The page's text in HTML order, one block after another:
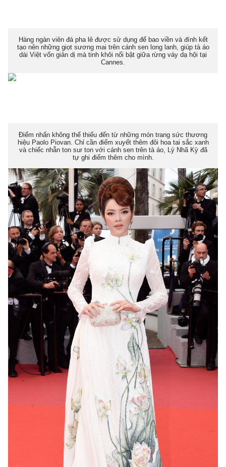
Hàng ngàn viên đá pha lê được sử dụng để bao viền và đính kết
tạo nên những giọt sương mai trên cánh sen long lanh, giúp tà áo
dài Việt vốn giản dị mà tinh khôi nổi bật giữa rừng váy dạ hội tại
Cannes.
Điểm nhấn không thể thiếu đến từ những món trang sức thương
hiệu Paolo Piovan. Chỉ cần điểm xuyết thêm đôi hoa tai sắc xanh
và chiếc nhẫn ton sur ton với cánh sen trên tà áo, Lý Nhã Kỳ đã
tự ghi điểm thêm cho mình.